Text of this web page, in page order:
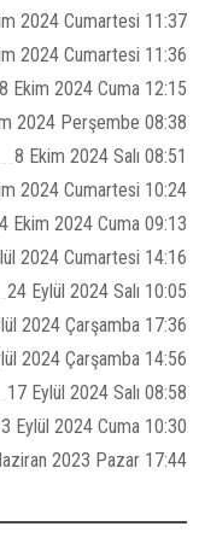
2024 Cumartesi 11:37
2024 Cumartesi 11:36
Ekim 2024 Cuma 12:15
2024 Perşembe 08:38
8 Ekim 2024 Salı 08:51
2024 Cumartesi 10:24
4 Ekim 2024 Cuma 09:13
2024 Cumartesi 14:16
24 Eylül 2024 Salı 10:05
2024 Çarşamba 17:36
2024 Çarşamba 14:56
17 Eylül 2024 Salı 08:58
Eylül 2024 Cuma 10:30
2023 Pazar 17:44